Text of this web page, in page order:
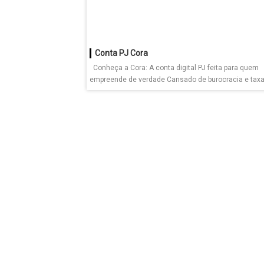
Conta PJ Cora
Conheça a Cora: A conta digital PJ feita para quem
empreende de verdade Cansado de burocracia e